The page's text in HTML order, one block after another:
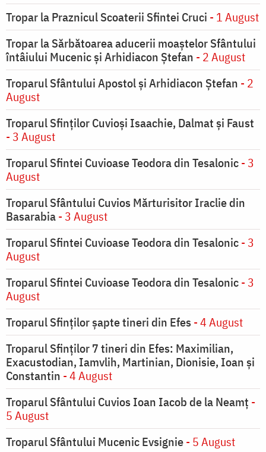
Tropar la Praznicul Scoaterii Sfintei Cruci - 1 August
Tropar la Sărbătoarea aducerii moaştelor Sfântului
întâiului Mucenic şi Arhidiacon Ştefan - 2 August
Troparul Sfântului Apostol și Arhidiacon Ștefan - 2
August
Troparul Sfinţilor Cuvioşi Isaachie, Dalmat şi Faust
- 3 August
Troparul Sfintei Cuvioase Teodora din Tesalonic- 3
August
Troparul Sfântului Cuvios Mărturisitor Iraclie din
Basarabia- 3 August
Troparul Sfintei Cuvioase Teodora din Tesalonic- 3
August
Troparul Sfintei Cuvioase Teodora din Tesalonic- 3
August
Troparul Sfinţilor şapte tineri din Efes - 4 August
Troparul Sfinţilor 7 tineri din Efes: Maximilian,
Exacustodian, Iamvlih, Martinian, Dionisie, Ioan şi
Constantin - 4 August
Troparul Sfântului Cuvios Ioan Iacob de la Neamț -
5 August
Troparul Sfântului Mucenic Evsignie- 5 August